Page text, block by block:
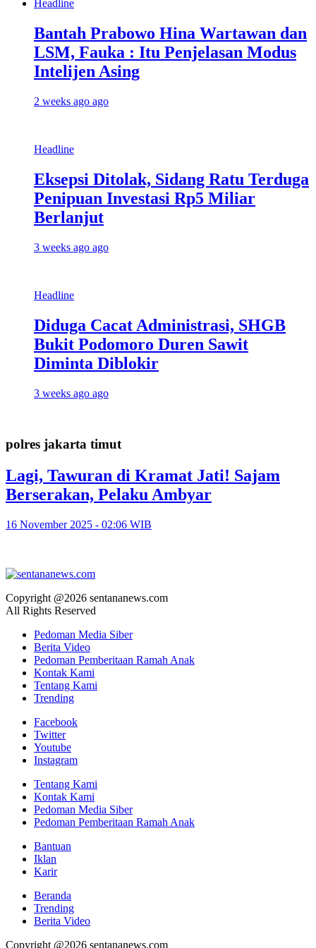
Headline
Bantah Prabowo Hina Wartawan dan
LSM, Fauka : Itu Penjelasan Modus
Intelijen Asing
2 weeks ago ago
Headline
Eksepsi Ditolak, Sidang Ratu Terduga
Penipuan Investasi Rp5 Miliar
Berlanjut
3 weeks ago ago
Headline
Diduga Cacat Administrasi, SHGB
Bukit Podomoro Duren Sawit
Diminta Diblokir
3 weeks ago ago
polres jakarta timut
Lagi, Tawuran di Kramat Jati! Sajam
Berserakan, Pelaku Ambyar
16 November 2025 - 02:06 WIB
Copyright @2026 sentananews.com
All Rights Reserved
Pedoman Media Siber
Berita Video
Pedoman Pemberitaan Ramah Anak
Kontak Kami
Tentang Kami
Trending
Facebook
Twitter
Youtube
Instagram
Tentang Kami
Kontak Kami
Pedoman Media Siber
Pedoman Pemberitaan Ramah Anak
Bantuan
Iklan
Karir
Beranda
Trending
Berita Video
Copyright @2026 sentananews.com